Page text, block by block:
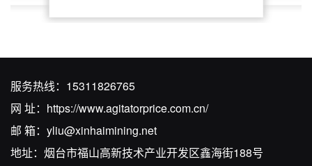
服务热线： 15311826765
网 址： https://www.agitatorprice.com.cn/
邮 箱： yliu@xinhaimining.net
地址：烟台市福山高新技术产业开发区鑫海街188号